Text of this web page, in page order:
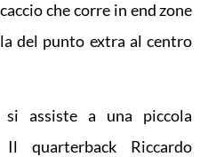
che corre in end zone
del punto extra al centro
si assiste a una piccola
quarterback Riccardo